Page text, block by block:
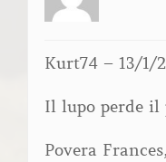
Kurt74 – 13/1/
Il lupo perde il
Povera